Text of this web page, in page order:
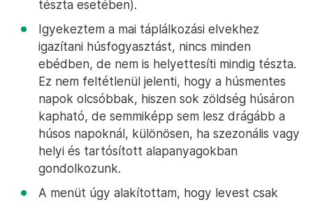
tészta esetében).
Igyekeztem a mai táplálkozási elvekhez
igazítani húsfogyasztást, nincs minden
ebédben, de nem is helyettesíti mindig tészta.
Ez nem feltétlenül jelenti, hogy a húsmentes
napok olcsóbbak, hiszen sok zöldség húsáron
kapható, de semmiképp sem lesz drágább a
húsos napoknál, különösen, ha szezonális vagy
helyi és tartósított alapanyagokban
gondolkozunk.
A menüt úgy alakítottam, hogy levest csak